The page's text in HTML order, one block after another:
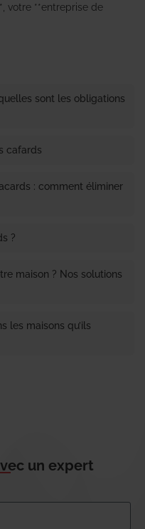
votre **entreprise de
sont les obligations
cafards
: comment éliminer
?
maison ? Nos solutions
les maisons qu’ils
un expert